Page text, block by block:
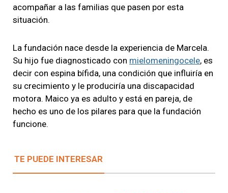
acompañar a las familias que pasen por esta
situación.
La fundación nace desde la experiencia de Marcela.
Su hijo fue diagnosticado con mielomeningocele, es
decir con espina bífida, una condición que influiría en
su crecimiento y le produciría una discapacidad
motora. Maico ya es adulto y está en pareja, de
hecho es uno de los pilares para que la fundación
funcione.
TE PUEDE INTERESAR